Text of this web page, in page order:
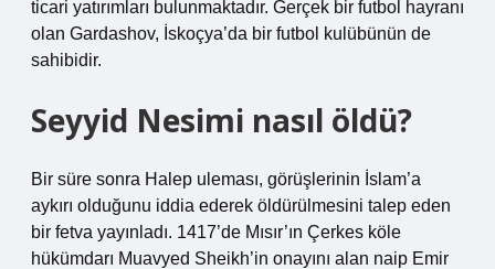
ticari yatırımları bulunmaktadır. Gerçek bir futbol hayranı
olan Gardashov, İskoçya’da bir futbol kulübünün de
sahibidir.
Seyyid Nesimi nasıl öldü?
Bir süre sonra Halep uleması, görüşlerinin İslam’a
aykırı olduğunu iddia ederek öldürülmesini talep eden
bir fetva yayınladı. 1417’de Mısır’ın Çerkes köle
hükümdarı Muavyed Sheikh’in onayını alan naip Emir